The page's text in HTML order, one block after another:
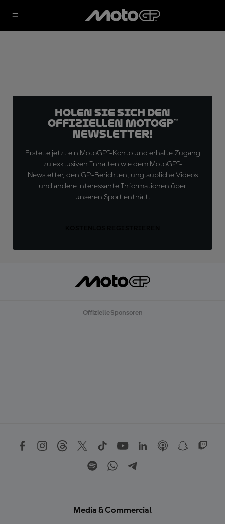
Holen Sie sich den
offiziellen MotoGP™
Newsletter!
Erstelle jetzt ein MotoGP™-Konto und erhalte Zugang
zu exklusiven Inhalten wie dem MotoGP™-
Newsletter, den GP-Berichten, unglaubliche Videos
und andere interessante Informationen über
unseren Sport enthält.
Offizielle Sponsoren
Media & Commercial